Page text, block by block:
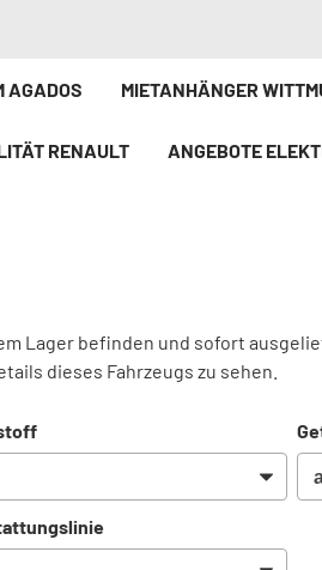
AGADOS MIETANHÄNGER
RENAULT ANGEBOTE
Lager befinden und sofort
dieses Fahrzeugs zu sehen.